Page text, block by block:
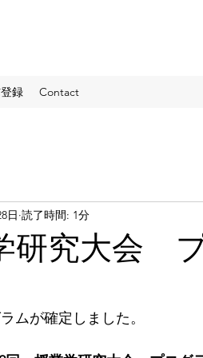
録 Contact
研究大会
日 読了時間: 1分
ムが確定しました。